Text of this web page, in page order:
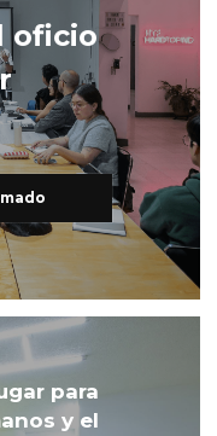
oficio
para
y el